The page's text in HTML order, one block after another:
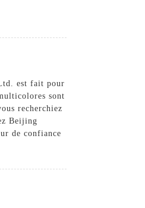
est fait pour
sont
recherchiez
Beijing
de confiance